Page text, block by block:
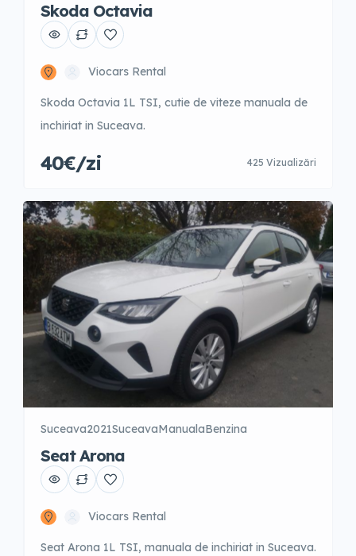
Skoda Octavia
Viocars Rental
Skoda Octavia 1L TSI, cutie de viteze manuala de
inchiriat in Suceava.
40€/zi 425 Vizualizări
Suceava2021SuceavaManualaBenzina
Seat Arona
Viocars Rental
Seat Arona 1L TSI, manuala de inchiriat in Suceava.